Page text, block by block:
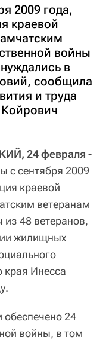
2009 года,
краевой
войны
в
сообщила
и труда
24 февраля -
с сентября 2009
краевой
ветеранам
из 48 ветеранов,
жилищных
края Инесса
24
войны, в том